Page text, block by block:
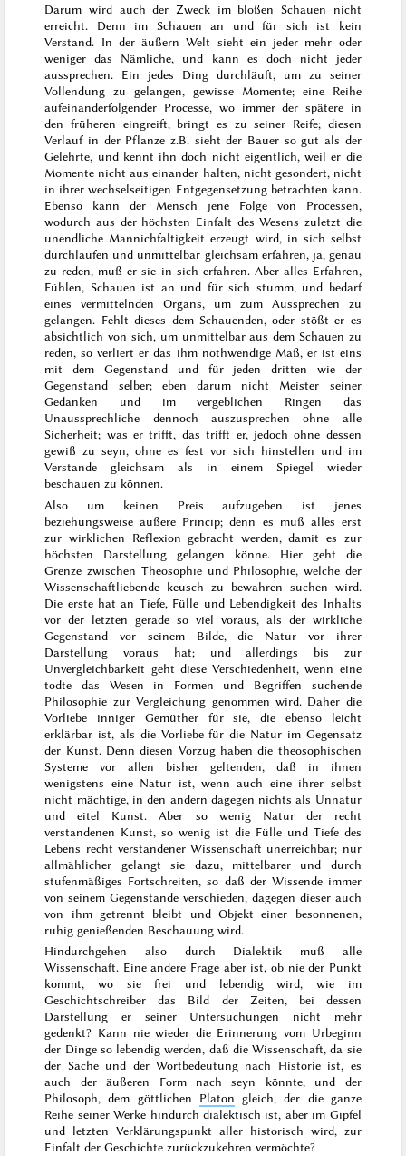
Darum wird auch der Zweck im bloßen Schauen nicht
erreicht. Denn im Schauen an und für sich ist kein
Verstand. In der äußern Welt sieht ein jeder mehr oder
weniger das Nämliche, und kann es doch nicht jeder
aussprechen. Ein jedes Ding durchläuft, um zu seiner
Vollendung zu gelangen, gewisse Momente; eine Reihe
aufeinanderfolgender Processe, wo immer der spätere in
den früheren eingreift, bringt es zu seiner Reife; diesen
Verlauf in der Pflanze z.B. sieht der Bauer so gut als der
Gelehrte, und kennt ihn doch nicht eigentlich,weil er die
Momente nicht aus einander halten, nicht gesondert, nicht
in ihrer wechselseitigen Entgegensetzung betrachten kann.
Ebenso kann der Mensch jene Folge von Processen,
wodurch aus der höchsten Einfalt des Wesens zuletzt die
unendliche Mannichfaltigkeit erzeugt wird, in sich selbst
durchlaufen und unmittelbar gleichsam erfahren, ja, genau
zu reden, muß er sie in sich erfahren. Aber alles Erfahren,
Fühlen, Schauen ist an und für sich stumm, und bedarf
eines vermittelnden Organs, um zum Aussprechen zu
gelangen. Fehlt dieses dem Schauenden, oder stößt er es
absichtlich von sich, um unmittelbar aus dem Schauen zu
reden, so verliert er das ihm nothwendige Maß, er ist eins
mit dem Gegenstand und für jeden dritten wie der
Gegenstand selber; eben darum nicht Meister seiner
Gedanken und im vergeblichen Ringen das
Unaussprechliche dennoch auszusprechen ohne alle
Sicherheit; was er trifft, das trifft er, jedoch ohne dessen
gewiß zu seyn, ohne es fest vor sich hinstellen und im
Verstande gleichsam als in einem Spiegel wieder
beschauen zu können.
Also um keinen Preis aufzugeben ist jenes
beziehungsweise äußere Princip; denn es muß alles erst
zur wirklichen Reflexion gebracht werden, damit es zur
höchsten Darstellung gelangen könne. Hier geht die
Grenze zwischen Theosophie und Philosophie, welche der
Wissenschaftliebende keusch zu bewahren suchen wird.
Die erste hat an Tiefe, Fülle und Lebendigkeit des Inhalts
vor der letzten gerade so viel voraus, als der wirkliche
Gegenstand vor seinem Bilde, die Natur vor ihrer
Darstellung voraus hat; und allerdings bis zur
Unvergleichbarkeit geht diese Verschiedenheit, wenn eine
todte das Wesen in Formen und Begriffen suchende
Philosophie zur Vergleichung genommen wird. Daher die
Vorliebe inniger Gemüther für sie, die ebenso leicht
erklärbar ist, als die Vorliebe für die Natur im Gegensatz
der Kunst. Denn diesen Vorzug haben die theosophischen
Systeme vor allen bisher geltenden, daß in ihnen
wenigstens eine Natur ist, wenn auch eine ihrer selbst
nicht mächtige, in den andern dagegen nichts als Unnatur
und eitel Kunst. Aber so wenig Natur der recht
verstandenen Kunst, so wenig ist die Fülle und Tiefe des
Lebens recht verstandener Wissenschaft unerreichbar; nur
allmählicher gelangt sie dazu, mittelbarer und durch
stufenmäßiges Fortschreiten, so daß der Wissende immer
von seinem Gegenstande verschieden, dagegen dieser auch
von ihm getrennt bleibt und Objekt einer besonnenen,
ruhig genießenden Beschauung wird.
Hindurchgehen also durch Dialektik muß alle
Wissenschaft. Eine andere Frage aber ist, ob nie der Punkt
kommt, wo sie frei und lebendig wird, wie im
Geschichtschreiber das Bild der Zeiten, bei dessen
Darstellung er seiner Untersuchungen nicht mehr
gedenkt? Kann nie wieder die Erinnerung vom Urbeginn
der Dinge so lebendig werden, daß die Wissenschaft, da sie
der Sache und der Wortbedeutung nach Historie ist, es
auch der äußeren Form nach seyn könnte, und der
Philosoph, dem göttlichen Platon gleich, der die ganze
Reihe seiner Werke hindurch dialektisch ist, aber im Gipfel
und letzten Verklärungspunkt aller historisch wird, zur
Einfalt der Geschichte zurückzukehren vermöchte?